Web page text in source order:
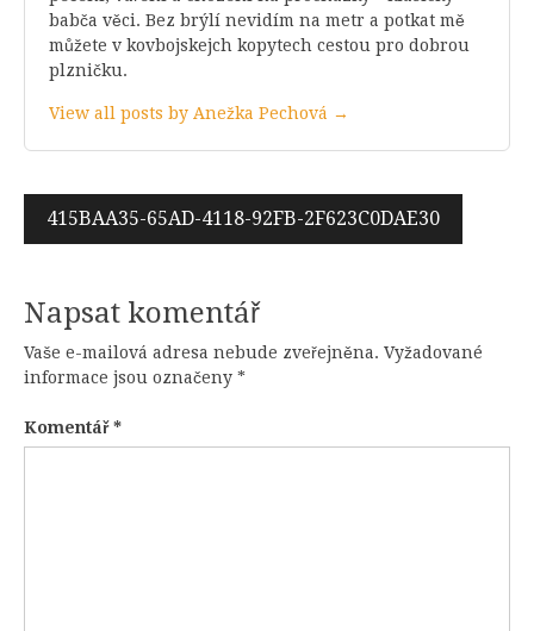
babča věci. Bez brýlí nevidím na metr a potkat mě
můžete v kovbojskejch kopytech cestou pro dobrou
plzničku.
View all posts by Anežka Pechová →
Navigace
pro
příspěvek
415BAA35-65AD-4118-92FB-2F623C0DAE30
Napsat komentář
Vaše e-mailová adresa nebude zveřejněna. Vyžadované
informace jsou označeny *
Komentář*